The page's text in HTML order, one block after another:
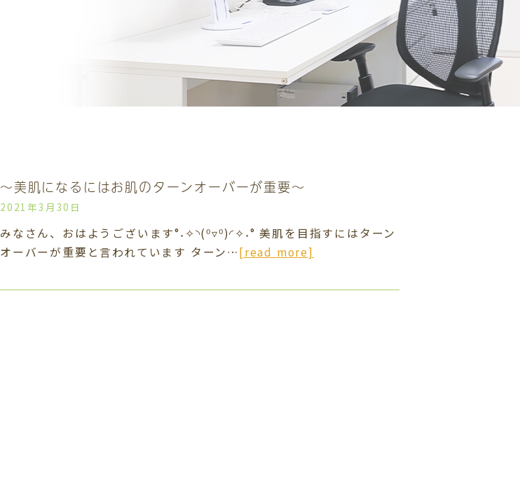
～美肌になるにはお肌のターンオーバーが重要～
2021年3月30日
みなさん、おはようございます°˖✧◝(⁰▿⁰)◜✧˖° 美肌を目指すにはターン
オーバーが重要と言われています ターン…[read more]